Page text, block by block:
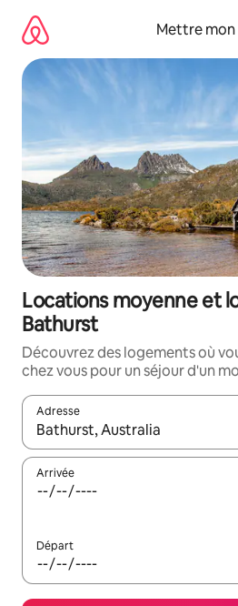
directement
contenu
Mettre
Locations moyenne et
Bathurst
Découvrez des logements où
chez vous pour un séjour d'un
Adresse
Lorsque les résultats s'affichent,
Arrivée
Départ